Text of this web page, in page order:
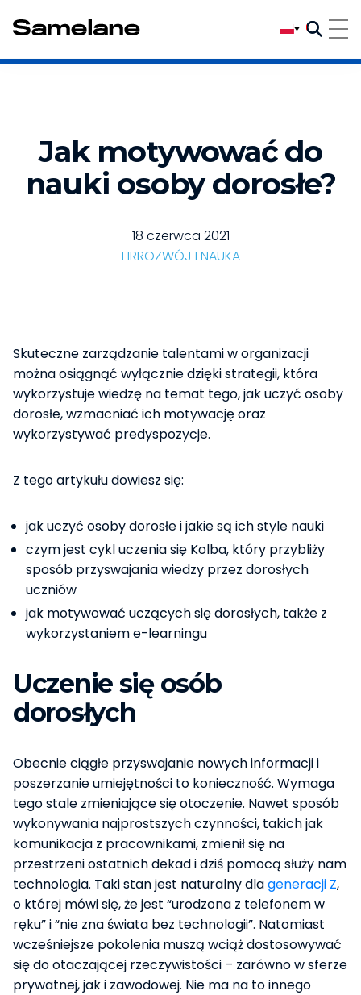
Jak motywować do
nauki osoby dorosłe?
18 czerwca 2021
HRROZWÓJ I NAUKA
Skuteczne zarządzanie talentami w organizacji
można osiągnąć wyłącznie dzięki strategii, która
wykorzystuje wiedzę na temat tego, jak uczyć osoby
dorosłe, wzmacniać ich motywację oraz
wykorzystywać predyspozycje.
Z tego artykułu dowiesz się:
jak uczyć osoby dorosłe i jakie są ich style nauki
czym jest cykl uczenia się Kolba, który przybliży
sposób przyswajania wiedzy przez dorosłych
uczniów
jak motywować uczących się dorosłych, także z
wykorzystaniem e-learningu
Uczenie się osób
dorosłych
Obecnie ciągłe przyswajanie nowych informacji i
poszerzanie umiejętności to konieczność. Wymaga
tego stale zmieniające się otoczenie. Nawet sposób
wykonywania najprostszych czynności, takich jak
komunikacja z pracownikami, zmienił się na
przestrzeni ostatnich dekad i dziś pomocą służy nam
technologia. Taki stan jest naturalny dlageneracji Z,
o której mówi się, że jest “urodzona z telefonem w
ręku” i “nie zna świata bez technologii”. Natomiast
wcześniejsze pokolenia muszą wciąż dostosowywać
się do otaczającej rzeczywistości – zarówno w sferze
prywatnej, jak i zawodowej. Nie ma na to innego